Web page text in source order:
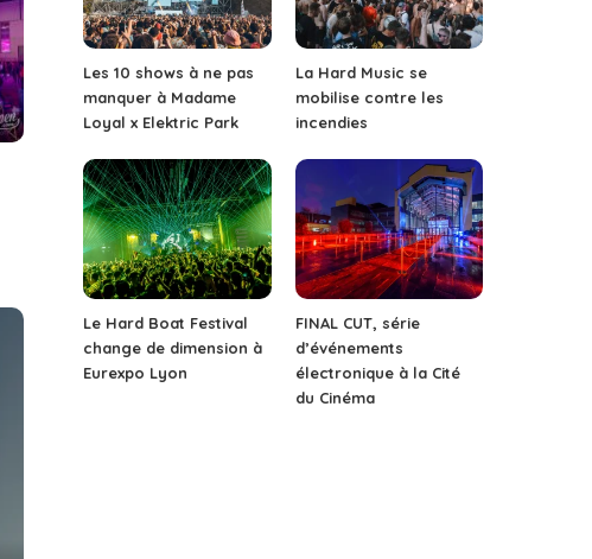
Les 10 shows à ne pas
manquer à Madame
Loyal x Elektric Park
La Hard Music se
mobilise contre les
incendies
Le Hard Boat Festival
change de dimension à
Eurexpo Lyon
FINAL CUT, série
d’événements
électronique à la Cité
du Cinéma